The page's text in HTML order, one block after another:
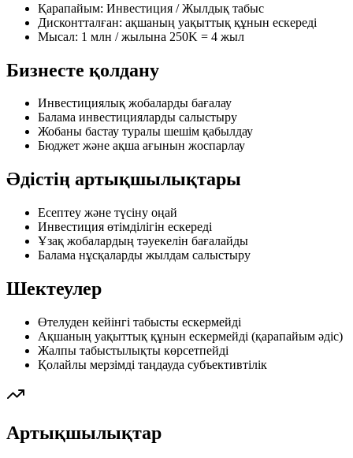
Қарапайым: Инвестиция / Жылдық табыс
Дисконтталған: ақшаның уақыттық құнын ескереді
Мысал: 1 млн / жылына 250K = 4 жыл
Бизнесте қолдану
Инвестициялық жобаларды бағалау
Балама инвестицияларды салыстыру
Жобаны бастау туралы шешім қабылдау
Бюджет және ақша ағынын жоспарлау
Әдістің артықшылықтары
Есептеу және түсіну оңай
Инвестиция өтімділігін ескереді
Ұзақ жобалардың тәуекелін бағалайды
Балама нұсқаларды жылдам салыстыру
Шектеулер
Өтелуден кейінгі табысты ескермейді
Ақшаның уақыттық құнын ескермейді (қарапайым әдіс)
Жалпы табыстылықты көрсетпейді
Қолайлы мерзімді таңдауда субъективтілік
Артықшылықтар